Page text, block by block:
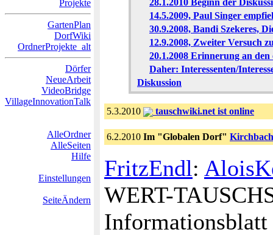
Projekte
GartenPlan
DorfWiki
OrdnerProjekte_alt
Dörfer
NeueArbeit
VideoBridge
VillageInnovationTalk
AlleOrdner
AlleSeiten
Hilfe
Einstellungen
SeiteÄndern
28.1.2010 Beginn der
14.5.2009, Paul Singer
30.9.2008, Bandi Szekeres,
12.9.2008, Zweiter Versuch
20.1.2008 Erinnerung an den
Daher: Interessenten/
Diskussion
5.3.2010 tauschwiki.net ist online
6.2.2010 Im "Globalen Dorf" Kirchbach
FritzEndl:
WERT-
Informationsblatt